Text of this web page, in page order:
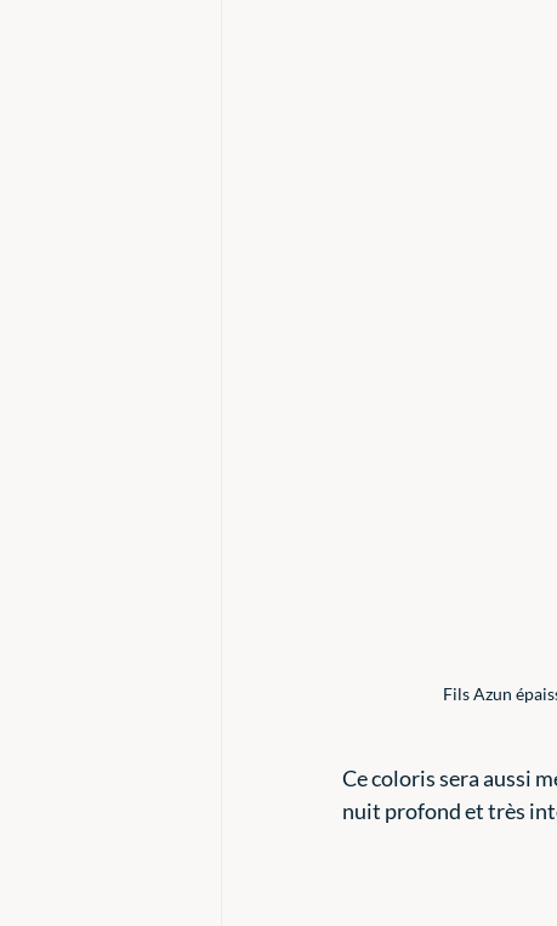
Fils Azun
Ce coloris sera aussi
nuit profond et très